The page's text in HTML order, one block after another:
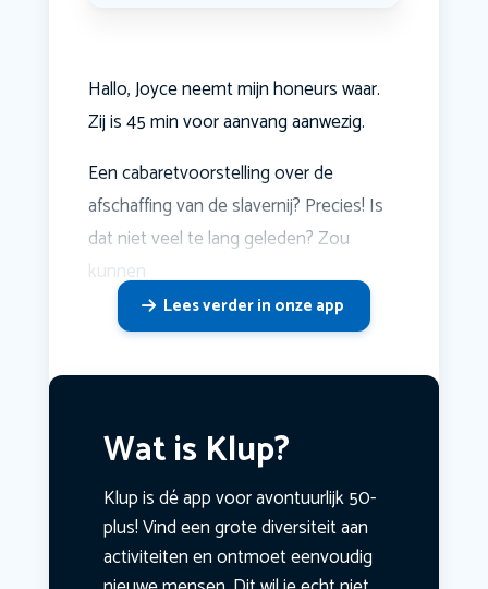
Hallo, Joyce neemt mijn honeurs waar.
Zij is 45 min voor aanvang aanwezig.
Een cabaretvoorstelling over de
afschaffing van de slavernij? Precies! Is
dat niet veel te lang geleden? Zou
kunnen
Lees verder in onze app
Wat is Klup?
Klup is dé app voor avontuurlijk 50-
plus! Vind een grote diversiteit aan
activiteiten en ontmoet eenvoudig